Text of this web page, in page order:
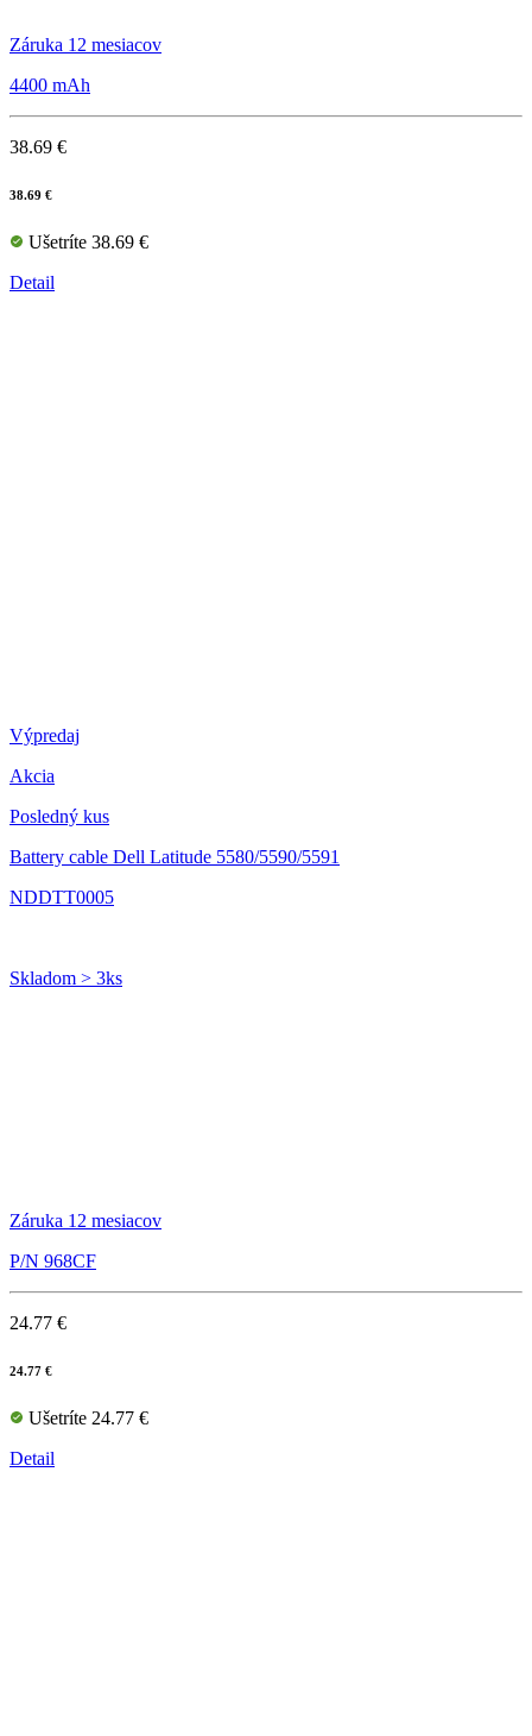
Záruka 12 mesiacov
4400 mAh
38.69 €
38.69 €
Ušetríte 38.69 €
Detail
Výpredaj
Akcia
Posledný kus
Battery cable Dell Latitude 5580/5590/5591
NDDTT0005
Skladom > 3ks
Záruka 12 mesiacov
P/N 968CF
24.77 €
24.77 €
Ušetríte 24.77 €
Detail